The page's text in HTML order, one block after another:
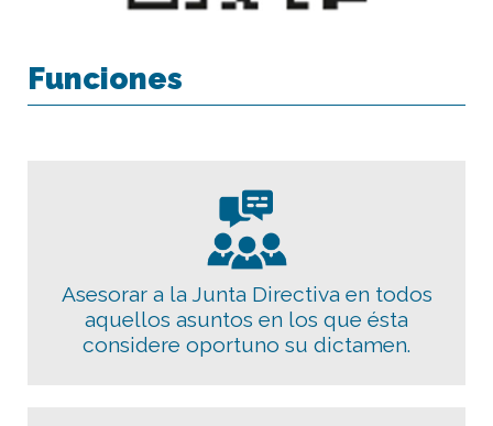
Funciones
Asesorar a la Junta Directiva en todos
aquellos asuntos en los que ésta
considere oportuno su dictamen.